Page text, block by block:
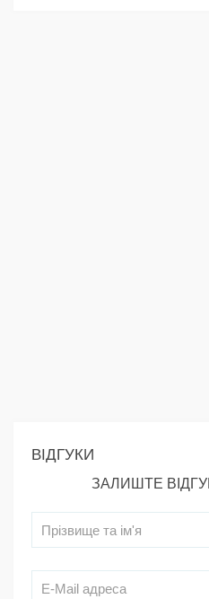
ВІДГУКИ
ЗАЛИШТЕ